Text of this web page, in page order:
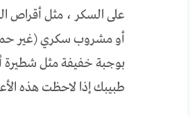
على السكر ، مثل أقراص
أو مشروب سكري (غير
بوجبة خفيفة مثل شطيرة
طبيبك إذا لاحظت هذه